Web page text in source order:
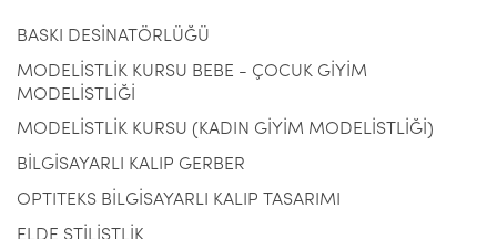
BASKI DESİNATÖRLÜĞÜ
MODELİSTLİK KURSU BEBE - ÇOCUK GİYİM
MODELİSTLİĞİ
MODELİSTLİK KURSU (KADIN GİYİM MODELİSTLİĞİ)
BİLGİSAYARLI KALIP GERBER
OPTITEKS BİLGİSAYARLI KALIP TASARIMI